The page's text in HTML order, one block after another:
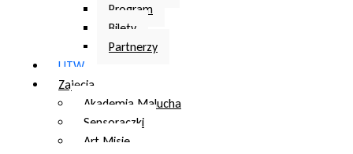
Program
Bilety
Partnerzy
UTW
Zajęcia
Akademia Malucha
Sensoraczki
Art Misie